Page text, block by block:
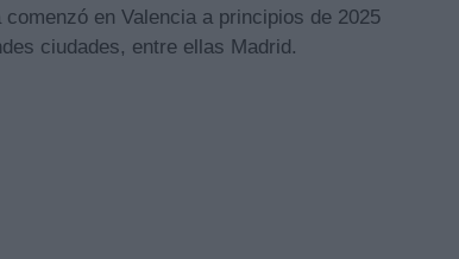
comenzó en Valencia a principios de 2025
ciudades, entre ellas Madrid.